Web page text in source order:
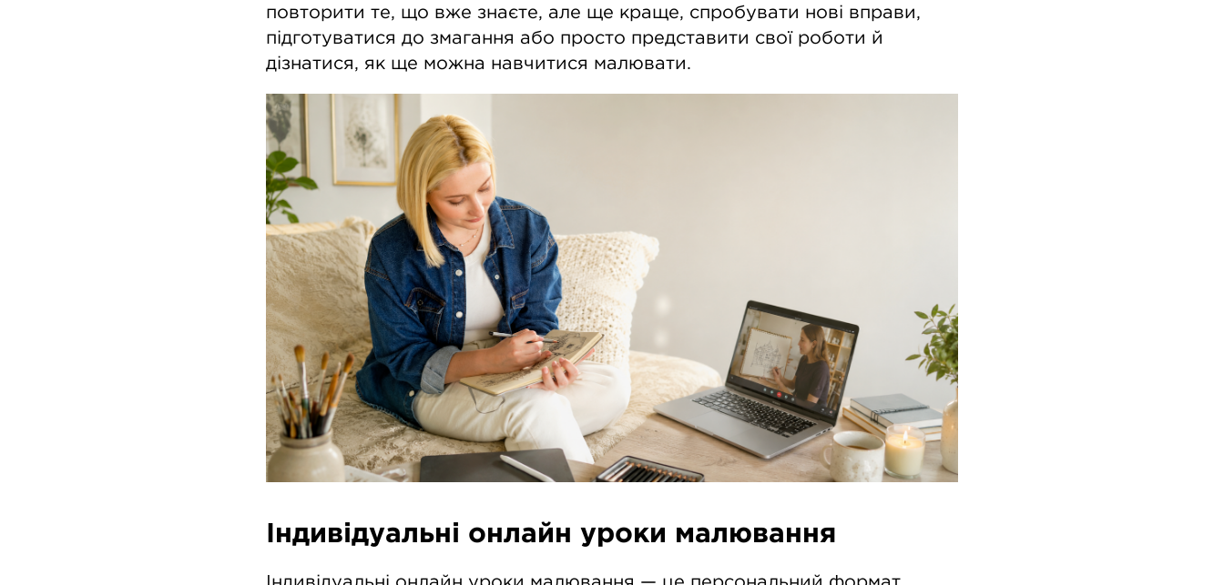
повторити те, що вже знаєте, але ще краще, спробувати нові вправи,
підготуватися до змагання або просто представити свої роботи й
дізнатися, як ще можна навчитися малювати.
Індивідуальні онлайн уроки малювання